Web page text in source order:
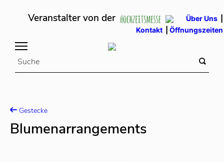
Veranstalter von der Über Uns|
Kontakt| Öffnungszeiten
Gestecke
Blumenarrangements